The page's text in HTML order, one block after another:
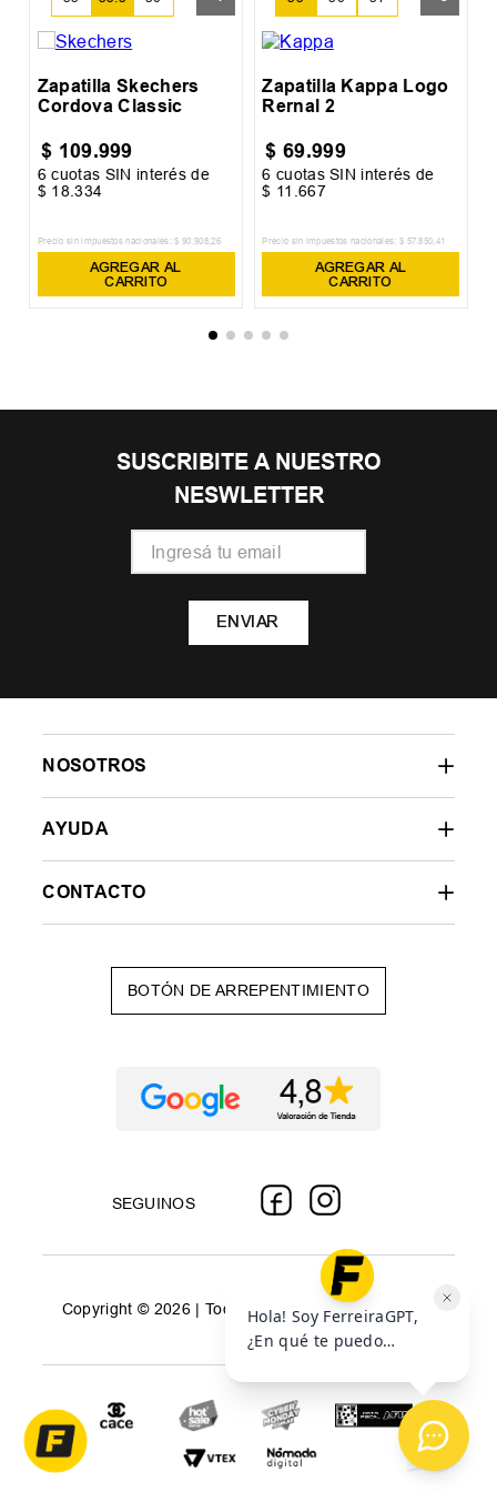
Zapatilla Skechers
Cordova Classic
$ 109.999
6 cuotas SIN interés de
$ 18 .334
Precio sin impuestos nacionales: $ 90 .908,26
AGREGAR AL
CARRITO
Zapatilla Kappa Logo
Rernal 2
$ 69.999
6 cuotas SIN interés de
$ 11 667
Precio sin impuestos nacionales: $ 57.850,41
AGREGAR AL
CARRITO
SUSCRIBITE A NUESTRO
NESWLETTER
ENVIAR
NOSOTROS
AYUDA
CONTACTO
BOTÓN DE ARREPENTIMIENTO
SEGUINOS
Copyright © 2026 | Todos los derechos reservados